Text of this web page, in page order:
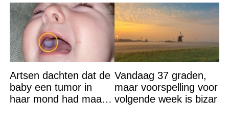
Artsen dachten dat de
baby een tumor in
haar mond had maar
Vandaag 37 graden,
maar voorspelling voor
volgende week is bizar